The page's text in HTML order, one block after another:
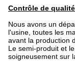
Contrôle de
Nous avons un
l'usine, toutes les
avant la production
Le semi-produit et
soigneusement sur